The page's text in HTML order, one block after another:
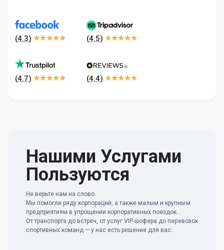
(4.3) (4.5)
(4.7) (4.4)
Нашими Услугами
Пользуются
Не верьте нам на слово.
Мы помогли ряду корпораций, а также малым и крупным
предприятиям в упрощении корпоративных поездок.
От транспорта до встреч, от услуг VIP-шофера до перевозок
спортивных команд — у нас есть решение для вас.